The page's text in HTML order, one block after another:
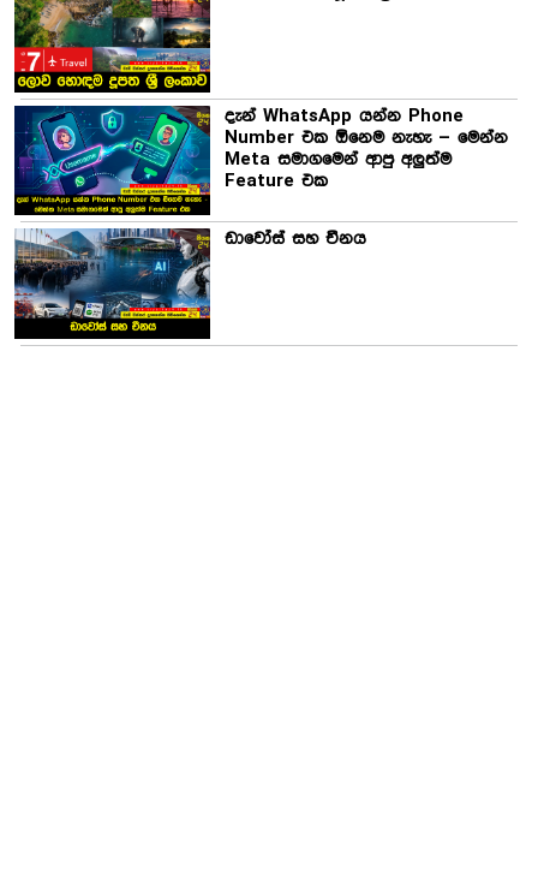
දැන් WhatsApp යන්න Phone
Number එක ඕනෙම නැහැ – මෙන්න
Meta සමාගමෙන් ආපු අලුත්ම
Feature එක
ඩාවෝස් සහ චීනය